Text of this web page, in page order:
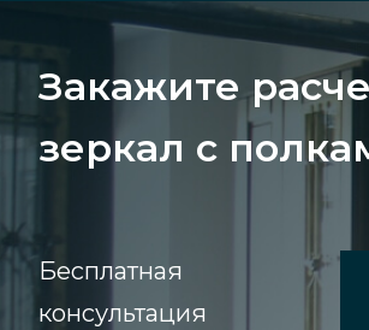
Закажите
зеркал с
Бесплатная
консультация